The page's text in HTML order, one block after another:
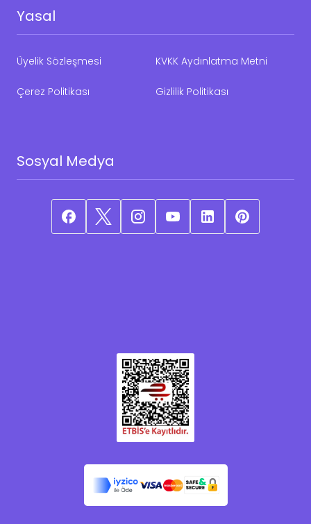
Yasal
Üyelik Sözleşmesi KVKK Aydınlatma Metni
Çerez Politikası Gizlilik Politikası
Sosyal Medya